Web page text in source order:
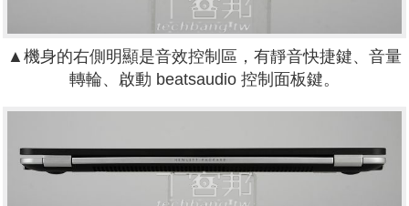
▲機身的右側明顯是音效控制區，有靜音快捷鍵、音量
轉輪、啟動 beatsaudio 控制面板鍵。